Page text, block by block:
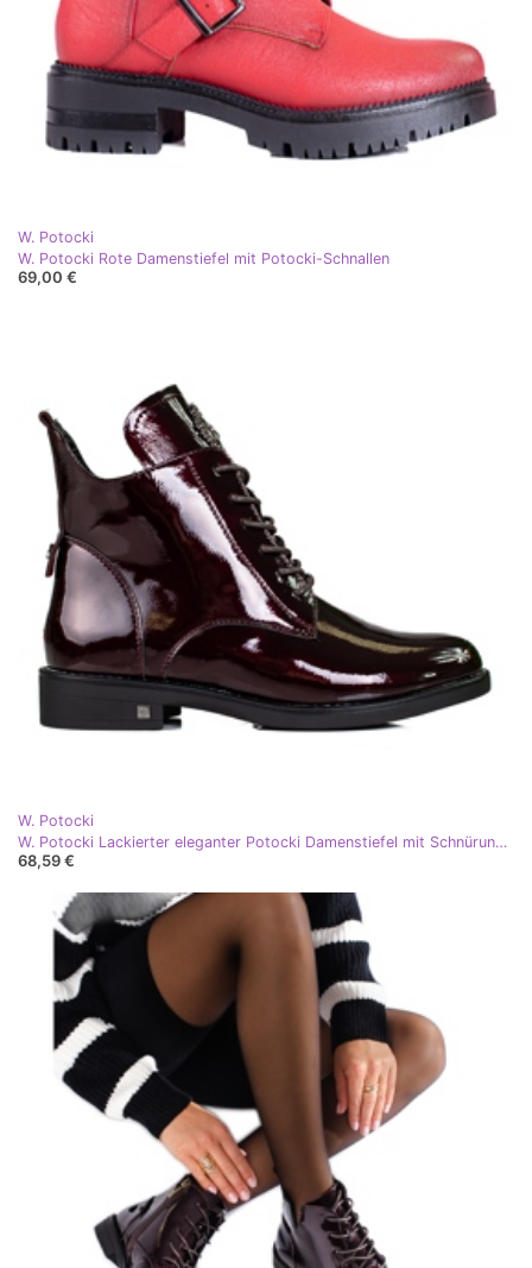
W. Potocki
W. Potocki Rote Damenstiefel mit Potocki-Schnallen
69,00 €
W. Potocki
W. Potocki Lackierter eleganter Potocki Damenstiefel mit Schnürung rotwein rot
68,59 €